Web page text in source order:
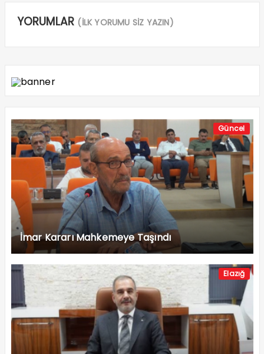
YORUMLAR (İLK YORUMU SİZ YAZIN)
Güncel
İmar Kararı Mahkemeye Taşındı
Elazığ